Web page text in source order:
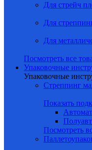
Для стрейч
Для
Для
Посмотреть все
Упаковочные
Упаковочные
Стреппинг
Показать
Посмотреть